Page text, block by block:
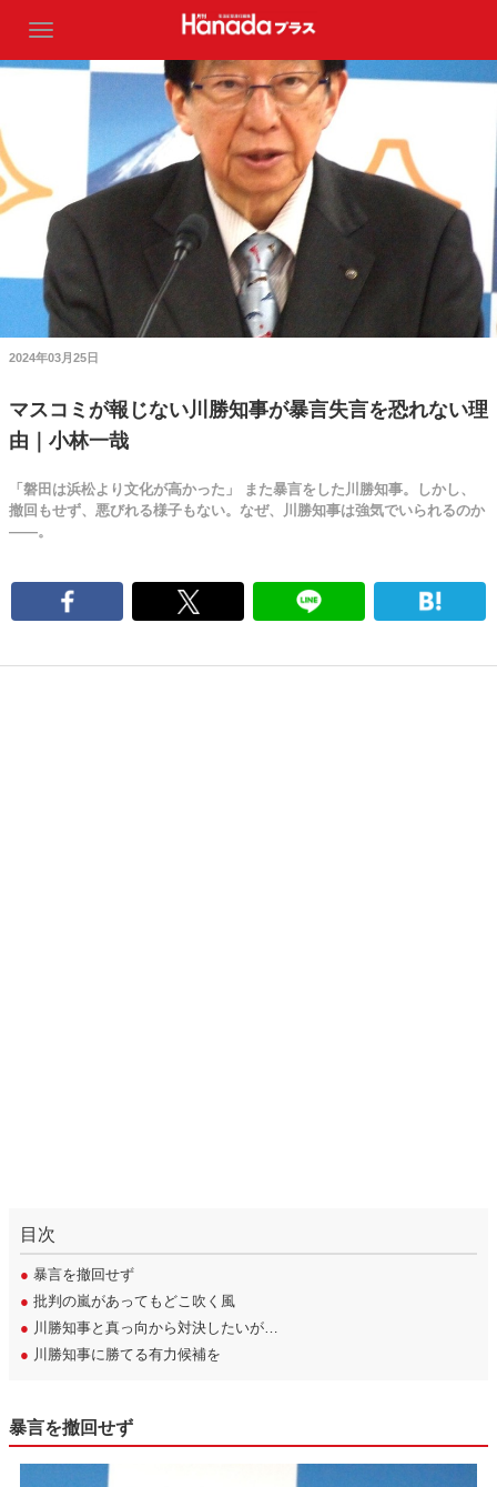
2024年03月25日
マスコミが報じない川勝知事が暴言失言を恐れない理
由｜小林一哉
「磐田は浜松より文化が高かった」 また暴言をした川勝知事。しかし、
撤回もせず、悪びれる様子もない。なぜ、川勝知事は強気でいられるのか
――。
目次
● 暴言を撤回せず
● 批判の嵐があってもどこ吹く風
● 川勝知事と真っ向から対決したいが…
● 川勝知事に勝てる有力候補を
暴言を撤回せず